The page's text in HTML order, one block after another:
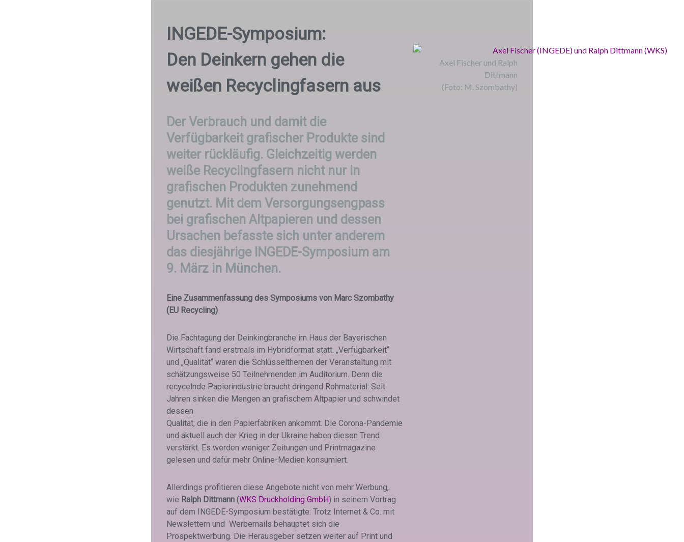
INGEDE-Symposium:
Den Deinkern gehen die
weißen Recyclingfasern aus
Der Verbrauch und damit die
Verfügbarkeit grafischer Produkte sind
weiter rückläufig. Gleichzeitig werden
weiße Recycling­fasern nicht nur in
grafischen Produkten zunehmend
genutzt. Mit dem Versorgungs­engpass
bei grafischen Altpapieren und dessen
Ursachen befasste sich unter anderem
das diesjährige INGEDE-Symposium am
9. März in München.
Eine Zusammenfassung des Symposiums von Marc Szombathy
(EU Recycling)
Die Fachtagung der Deinkingbranche im Haus der Bayerischen
Wirtschaft fand erstmals im Hybridformat statt. „Verfügbarkeit“
und „Qualität“ waren die Schlüsselthemen der Veranstaltung mit
schätzungsweise 50 Teilnehmenden im Auditorium. Denn die
recycelnde Papierindustrie braucht dringend Rohmaterial: Seit
Jahren sinken die Mengen an grafischem Altpapier und schwindet
dessen
Qualität, die in den Papierfabriken ankommt. Die Corona-Pandemie
und aktuell auch der Krieg in der Ukraine haben diesen Trend
verstärkt. Es werden weniger Zeitungen und Printmagazine
gelesen und dafür mehr Online-Medien konsumiert.
Allerdings profitieren diese Angebote nicht von mehr Werbung,
wie Ralph Dittmann (WKS Druckholding GmbH) in seinem Vortrag
auf dem INGEDE-Symposium bestätigte: Trotz Internet & Co. mit
Newslettern und Werbemails behauptet sich die
Prospektwerbung. Die Herausgeber setzen weiter auf Print und
Axel Fischer und Ralph
Dittmann
(Foto: M. Szombathy)